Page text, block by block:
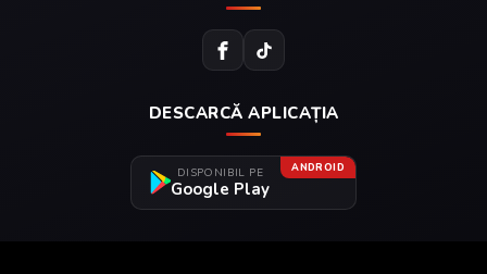
DESCARCĂ APLICAȚIA
ANDROID
DISPONIBIL PE
Google Play